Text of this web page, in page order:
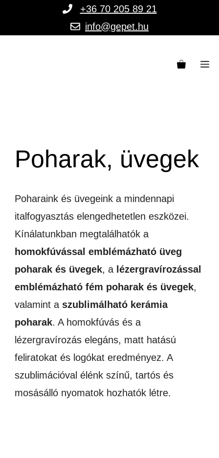
+36 70 205 89 21
info@gepet.hu
Poharak, üvegek
Poharaink és üvegeink a mindennapi
italfogyasztás elengedhetetlen eszközei.
Kínálatunkban megtalálhatók a
homokfúvással emblémázható üveg
poharak és üvegek, a lézergravírozással
emblémázható fém poharak és üvegek,
valamint a szublimálható kerámia
poharak. A homokfúvás és a
lézergravírozás elegáns, matt hatású
feliratokat és logókat eredményez. A
szublimációval élénk színű, tartós és
mosásálló nyomatok hozhatók létre.